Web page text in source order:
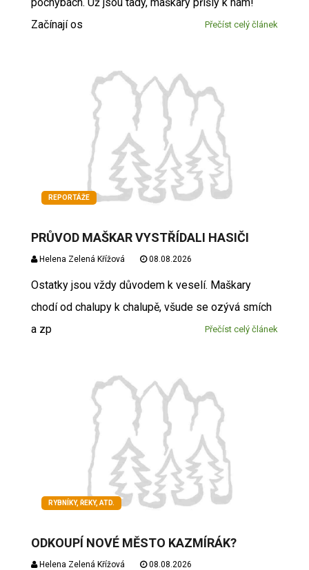
Začínají os
Přečíst celý článek
REPORTÁŽE
PRŮVOD MAŠKAR VYSTŘÍDALI HASIČI
Helena Zelená Křížová 08.08.2026
Ostatky jsou vždy důvodem k veselí. Maškary
chodí od chalupy k chalupě, všude se ozývá smích
a zp
Přečíst celý článek
RYBNÍKY, ŘEKY, ATD.
ODKOUPÍ NOVÉ MĚSTO KAZMÍRÁK?
Helena Zelená Křížová 08.08.2026